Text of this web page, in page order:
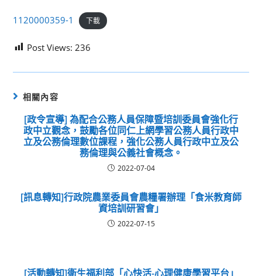
1120000359-1 下載
Post Views: 236
相關內容
[政令宣導] 為配合公務人員保障暨培訓委員會強化行
政中立觀念，鼓勵各位同仁上網學習公務人員行政中
立及公務倫理數位課程，強化公務人員行政中立及公
務倫理與公義社會概念。
2022-07-04
[訊息轉知]行政院農業委員會農糧署辦理「食米教育師
資培訓研習會」
2022-07-15
[活動轉知]衛生福利部「心快活-心理健康學習平台」